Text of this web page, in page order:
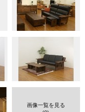
画像一覧を見る